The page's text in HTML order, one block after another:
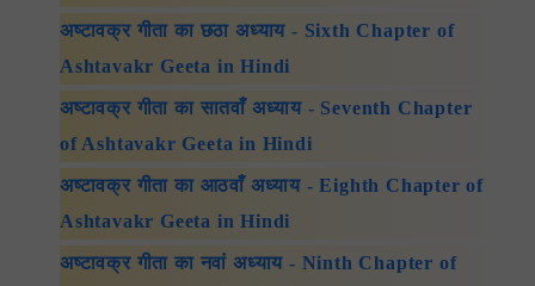
अष्टावक्र गीता का छठा अध्याय - Sixth Chapter of
Ashtavakr Geeta in Hindi
अष्टावक्र गीता का सातवाँ अध्याय - Seventh Chapter
of Ashtavakr Geeta in Hindi
अष्टावक्र गीता का आठवाँ अध्याय - Eighth Chapter of
Ashtavakr Geeta in Hindi
अष्टावक्र गीता का नवां अध्याय - Ninth Chapter of